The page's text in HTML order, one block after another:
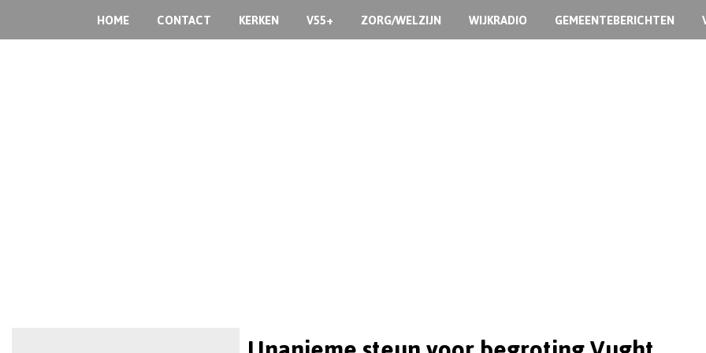
HOME CONTACT KERKEN V55+ ZORG/WELZIJN WIJKRADIO GEMEENTEBERICHTEN